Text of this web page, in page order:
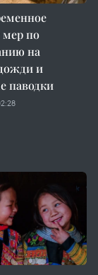
по
на
и
паводки